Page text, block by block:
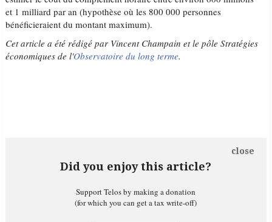
et 1 milliard par an (hypothèse où les 800 000 personnes
bénéficieraient du montant maximum).
Cet article a été rédigé par Vincent Champain et le pôle Stratégies
économiques de l'Observatoire du long terme.
Did you enjoy this article?
close
Support Telos by making a donation
(for which you can get a tax write-off)